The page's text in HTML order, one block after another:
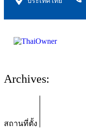
Archives:
สถานที่ตั้ง